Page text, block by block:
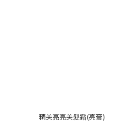
精美亮亮美髮霜(亮膏)